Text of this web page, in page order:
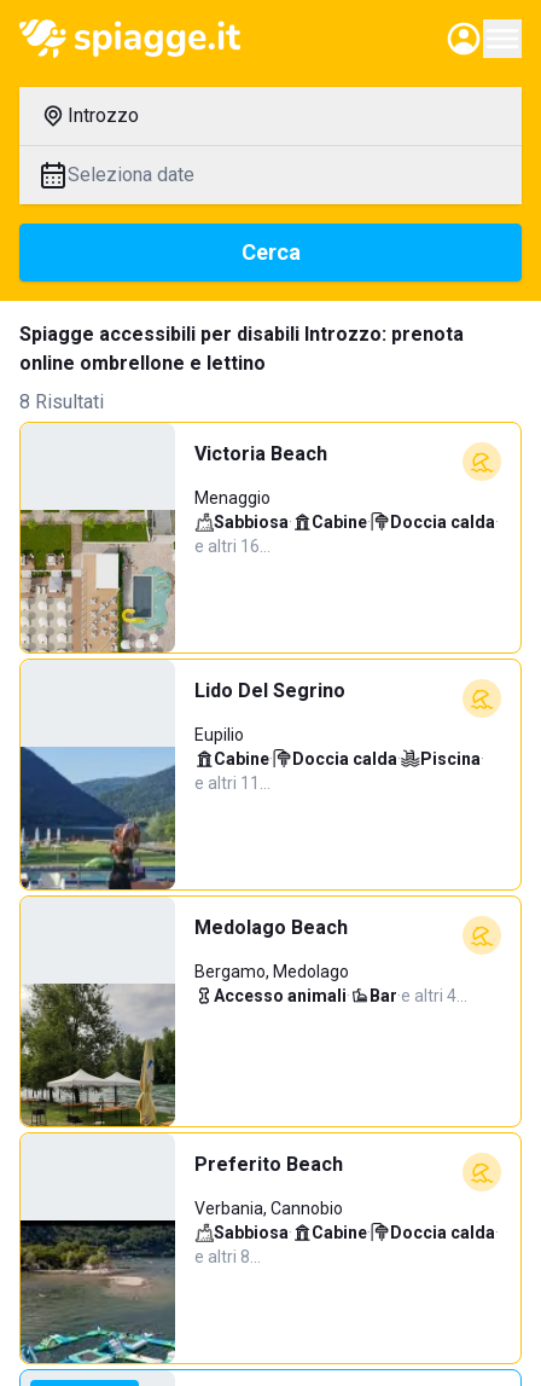
Introzzo
Seleziona date
Cerca
Spiagge accessibili per disabili Introzzo: prenota
online ombrellone e lettino
8 Risultati
Victoria Beach
Menaggio
Sabbiosa· Cabine· Doccia calda·
e altri 16…
Lido Del Segrino
Eupilio
Cabine· Doccia calda· Piscina·
e altri 11…
Medolago Beach
Bergamo, Medolago
Accesso animali· Bar·e altri 4…
Preferito Beach
Verbania, Cannobio
Sabbiosa· Cabine· Doccia calda·
e altri 8…